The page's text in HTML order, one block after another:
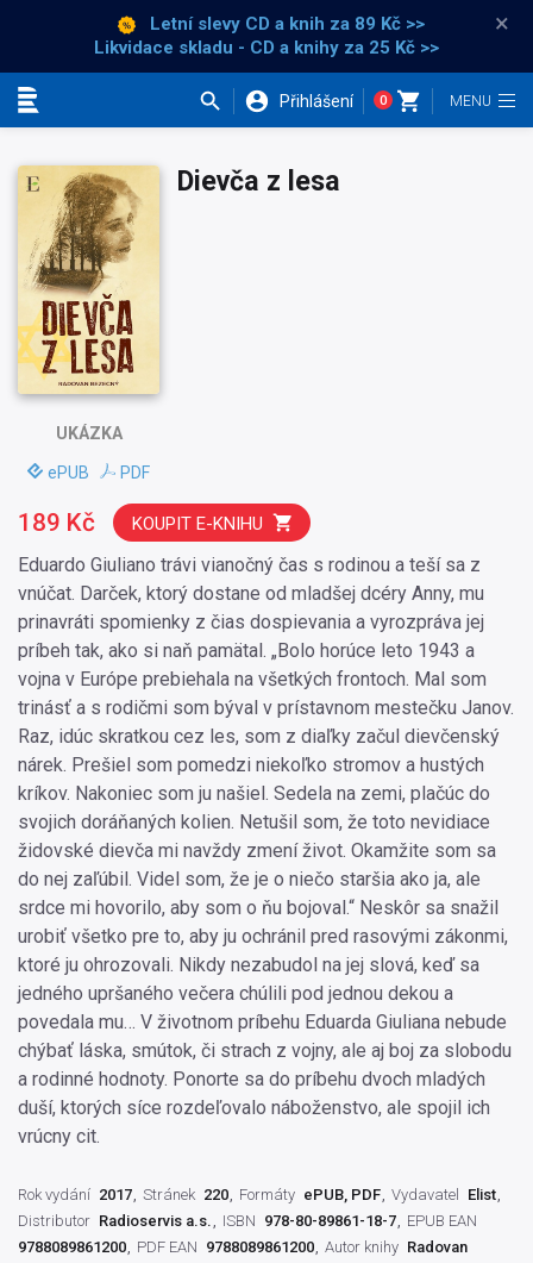
Letní slevy CD a knih za 89 Kč >>
Likvidace skladu - CD a knihy za 25 Kč >>
×
Přihlášení 0
UKÁZKA
ePUB PDF
Dievča z lesa
Eduardo Giuliano trávi vianočný čas s rodinou a teší sa z
vnúčat. Darček, ktorý dostane od mladšej dcéry Anny, mu
prinavráti spomienky z čias dospievania a vyrozpráva jej
príbeh tak, ako si naň pamätal. „Bolo horúce leto 1943 a
vojna v Európe prebiehala na všetkých frontoch. Mal som
trinásť a s rodičmi som býval v prístavnom mestečku Janov.
Raz, idúc skratkou cez les, som z diaľky začul dievčenský
nárek. Prešiel som pomedzi niekoľko stromov a hustých
kríkov. Nakoniec som ju našiel. Sedela na zemi, plačúc do
svojich doráňaných kolien. Netušil som, že toto nevidiace
židovské dievča mi navždy zmení život. Okamžite som sa
do nej zaľúbil. Videl som, že je o niečo staršia ako ja, ale
srdce mi hovorilo, aby som o ňu bojoval.“ Neskôr sa snažil
urobiť všetko pre to, aby ju ochránil pred rasovými zákonmi,
ktoré ju ohrozovali. Nikdy nezabudol na jej slová, keď sa
jedného upršaného večera chúlili pod jednou dekou a
povedala mu… V životnom príbehu Eduarda Giuliana nebude
chýbať láska, smútok, či strach z vojny, ale aj boj za slobodu
a rodinné hodnoty. Ponorte sa do príbehu dvoch mladých
duší, ktorých síce rozdeľovalo náboženstvo, ale spojil ich
vrúcny cit.
189 Kč KOUPIT E-KNIHU
Rok vydání 2017 Stránek 220 Formáty ePUB, PDF Vydavatel
Elist
Distributor Radioservis a.s. ISBN 978-80-89861-18-7
EPUB EAN
9788089861200
PDF EAN 9788089861200 Autor knihy Radovan